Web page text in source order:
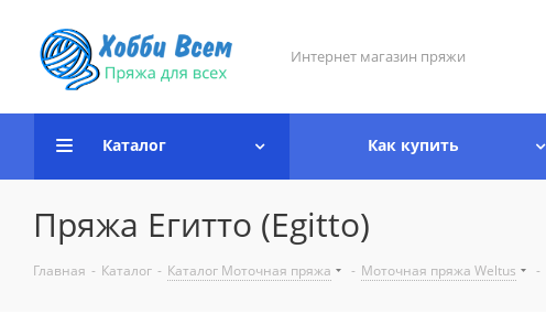
Интернет магазин пряжи
Каталог Как купить
Пряжа Егитто (Egitto)
Главная - Каталог - Каталог Моточная пряжа - Моточная пряжа Weltus -